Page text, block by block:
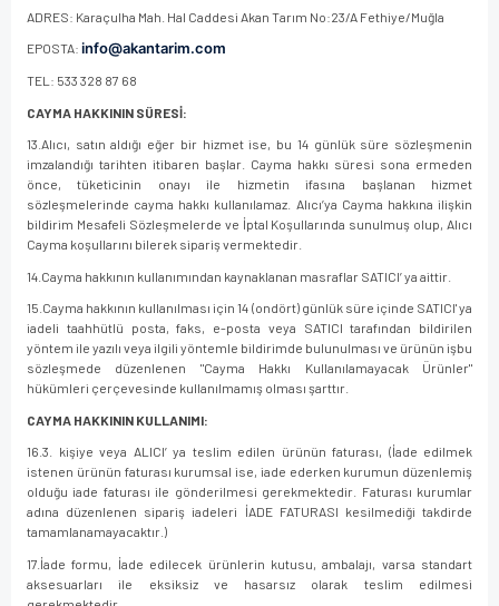
ADRES: Karaçulha Mah. Hal Caddesi Akan Tarım No:23/A Fethiye/Muğla
EPOSTA: info@akantarim.com
TEL: 533 328 87 68
CAYMA HAKKININ SÜRESİ:
13.Alıcı, satın aldığı eğer bir hizmet ise, bu 14 günlük süre sözleşmenin
imzalandığı tarihten itibaren başlar. Cayma hakkı süresi sona ermeden
önce, tüketicinin onayı ile hizmetin ifasına başlanan hizmet
sözleşmelerinde cayma hakkı kullanılamaz. Alıcı’ya Cayma hakkına ilişkin
bildirim Mesafeli Sözleşmelerde ve İptal Koşullarında sunulmuş olup, Alıcı
Cayma koşullarını bilerek sipariş vermektedir.
14.Cayma hakkının kullanımından kaynaklanan masraflar SATICI’ ya aittir.
15.Cayma hakkının kullanılması için 14 (ondört) günlük süre içinde SATICI' ya
iadeli taahhütlü posta, faks, e-posta veya SATICI tarafından bildirilen
yöntem ile yazılı veya ilgili yöntemle bildirimde bulunulması ve ürünün işbu
sözleşmede düzenlenen "Cayma Hakkı Kullanılamayacak Ürünler"
hükümleri çerçevesinde kullanılmamış olması şarttır.
CAYMA HAKKININ KULLANIMI:
16.3. kişiye veya ALICI’ ya teslim edilen ürünün faturası, (İade edilmek
istenen ürünün faturası kurumsal ise, iade ederken kurumun düzenlemiş
olduğu iade faturası ile gönderilmesi gerekmektedir. Faturası kurumlar
adına düzenlenen sipariş iadeleri İADE FATURASI kesilmediği takdirde
tamamlanamayacaktır.)
17.İade formu, İade edilecek ürünlerin kutusu, ambalajı, varsa standart
aksesuarları ile eksiksiz ve hasarsız olarak teslim edilmesi